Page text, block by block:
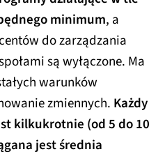
minimum, a
do zarządzania
są wyłączone. Ma
warunków
zmiennych. Każdy
kilkukrotnie (od 5 do 10
jest średnia